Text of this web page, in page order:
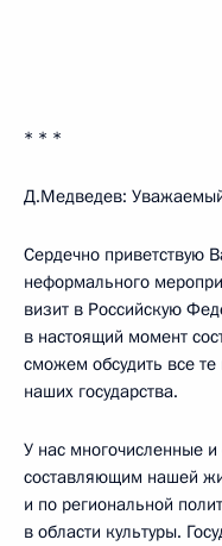
* * *
Д.Медведев:
Сердечно приветствую
неформального
визит в Российскую
в настоящий момент
сможем обсудить все
наших государства.
У нас многочисленные
составляющим нашей
и по региональной
в области культуры.